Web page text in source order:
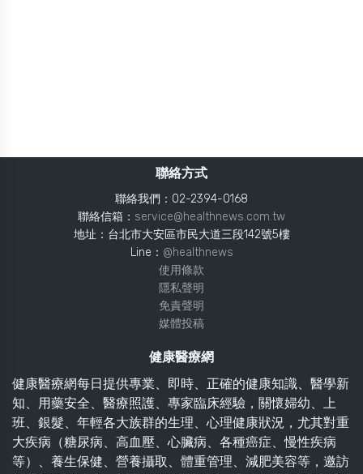
聯絡方式
聯絡我們：02-2394-0168
聯絡信箱： service@healthnews.com.tw
地址：台北市大安區市民大道三段142號5樓
Line： @healthnews
使用條款
隱私聲明
免責聲明
媒體投稿
健康醫療網
健康醫療網每日提供專業、即時、正確的健康知識、醫學新
知、用藥安全、醫療照護、專家臨床經驗，關懷婦幼、上
班、銀髮、年輕各大族群的生理、心理健康狀況，尤其對重
大疾病（糖尿病、高血壓、心臟病、各種癌症、慢性疾病
等）、養生保健、營養攝取、體重管理、減肥美容等，邀訪